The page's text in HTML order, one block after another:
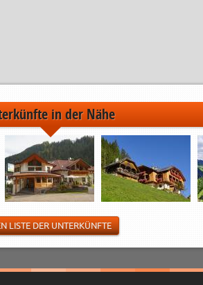
in der Nähe
LISTE DER UNTERKÜNFTE